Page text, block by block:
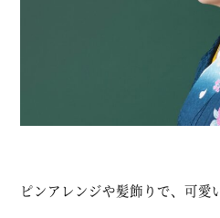
ピンアレンジや髪飾りで、可愛